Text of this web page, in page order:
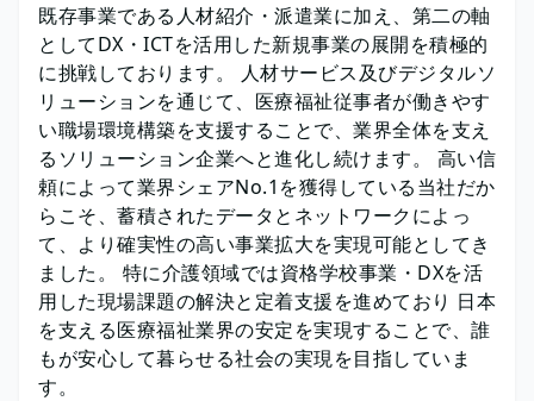
既存事業である人材紹介・派遣業に加え、第二の軸
としてDX・ICTを活用した新規事業の展開を積極的
に挑戦しております。 人材サービス及びデジタルソ
リューションを通じて、医療福祉従事者が働きやす
い職場環境構築を支援することで、業界全体を支え
るソリューション企業へと進化し続けます。 高い信
頼によって業界シェアNo.1を獲得している当社だか
らこそ、蓄積されたデータとネットワークによっ
て、より確実性の高い事業拡大を実現可能としてき
ました。 特に介護領域では資格学校事業・DXを活
用した現場課題の解決と定着支援を進めており 日本
を支える医療福祉業界の安定を実現することで、誰
もが安心して暮らせる社会の実現を目指していま
す。